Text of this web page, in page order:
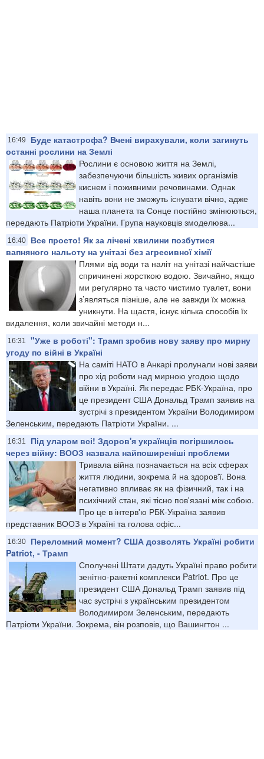
16:49
Буде катастрофа? Вчені вирахували, коли загинуть
останні рослини на Землі
Рослини є основою життя на Землі,
забезпечуючи більшість живих організмів
киснем і поживними речовинами. Однак
навіть вони не зможуть існувати вічно, адже
наша планета та Сонце постійно змінюються,
передають Патріоти України. Група науковців змоделюва...
16:40
Все просто! Як за лічені хвилини позбутися
вапняного нальоту на унітазі без агресивної хімії
Плями від води та наліт на унітазі найчастіше
спричинені жорсткою водою. Звичайно, якщо
ми регулярно та часто чистимо туалет, вони
з’являться пізніше, але не завжди їх можна
уникнути. На щастя, існує кілька способів їх
видалення, коли звичайні методи н...
16:31
"Уже в роботі": Трамп зробив нову заяву про мирну
угоду по війні в Україні
На саміті НАТО в Анкарі пролунали нові заяви
про хід роботи над мирною угодою щодо
війни в Україні. Як передає РБК-Україна, про
це президент США Дональд Трамп заявив на
зустрічі з президентом України Володимиром
Зеленським, передають Патріоти України. ...
16:31
Під уларом всі! Здоров'я українців погіршилось
через війну: ВООЗ назвала найпоширеніші проблеми
Тривала війна позначається на всіх сферах
життя людини, зокрема й на здоров'ї. Вона
негативно впливає як на фізичний, так і на
психічний стан, які тісно пов'язані між собою.
Про це в інтерв'ю РБК-Україна заявив
представник ВООЗ в Україні та голова офіс...
16:30
Переломний момент? США дозволять Україні робити
Patriot, - Трамп
Сполучені Штати дадуть Україні право робити
зенітно-ракетні комплекси Patriot. Про це
президент США Дональд Трамп заявив під
час зустрічі з українським президентом
Володимиром Зеленським, передають
Патріоти України. Зокрема, він розповів, що Вашингтон ...